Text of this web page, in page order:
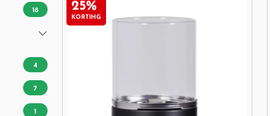
18
4
7
1
25%
KORTING